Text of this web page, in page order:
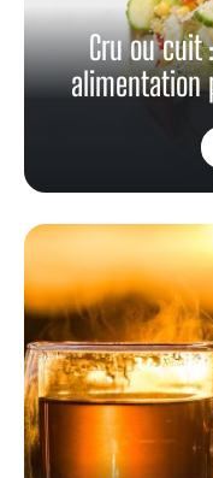
Cru ou cuit
alimentation